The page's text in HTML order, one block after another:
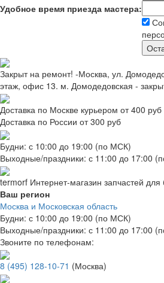
Удобное время приезда мастера:
Закрыт на ремонт! -Москва, ул.
этаж, офис 13. м. Домодедовская -
Доставка по Москве курьером от 400 руб
Доставка по России от 300 руб
Будни: с 10:00 до 19:00 (по МСК)
Выходные/праздники: с 11:00 до 17:00
termorf Интернет-магазин запчастей для
Ваш регион
Москва и Московская область
Будни: с 10:00 до 19:00 (по МСК)
Выходные/праздники: с 11:00 до 17:00
Звоните по телефонам:
8 (495) 128-10-71 (Москва)